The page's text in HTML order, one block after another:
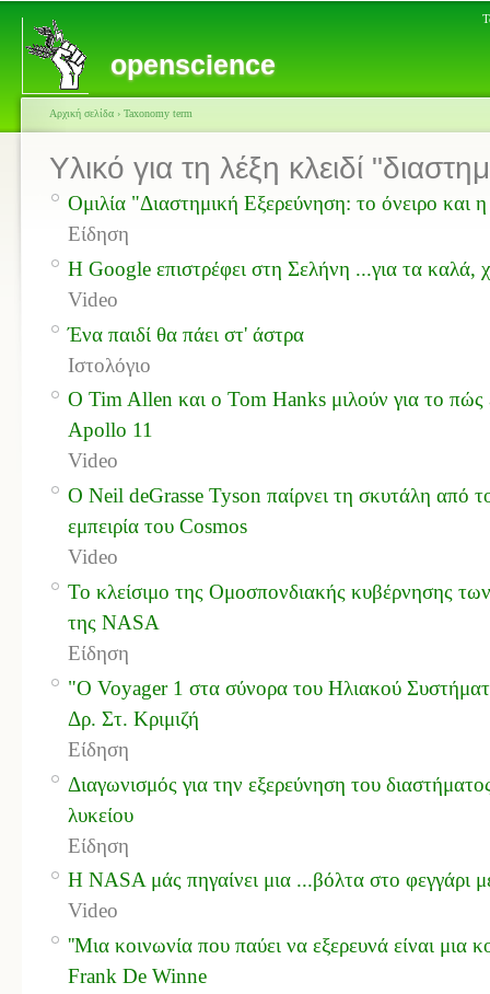
openscience
Αρχική σελίδα › Taxonomy term
Υλικό για τη λέξη κλειδί
Ομιλία "Διαστημική Εξερεύνηση: το όνειρο και
Είδηση
Η Google επιστρέφει στη Σελήνη ...για τα
Video
Ένα παιδί θα πάει στ' άστρα
Ιστολόγιο
Ο Tim Allen και ο Tom Hanks μιλούν για το
Apollo 11
Video
Ο Neil deGrasse Tyson παίρνει τη σκυτάλη από
εμπειρία του Cosmos
Video
Το κλείσιμο της Ομοσπονδιακής κυβέρνησης
της NASA
Είδηση
"Ο Voyager 1 στα σύνορα του Ηλιακού
Δρ. Στ. Κριμιζή
Είδηση
Διαγωνισμός για την εξερεύνηση του
λυκείου
Είδηση
Η NASA μάς πηγαίνει μια ...βόλτα στο φεγγάρι
Video
''Μια κοινωνία που παύει να εξερευνά είναι μια
Frank De Winne